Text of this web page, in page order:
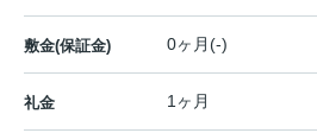
敷金(保証金) 0ヶ月(-)
礼金 1ヶ月